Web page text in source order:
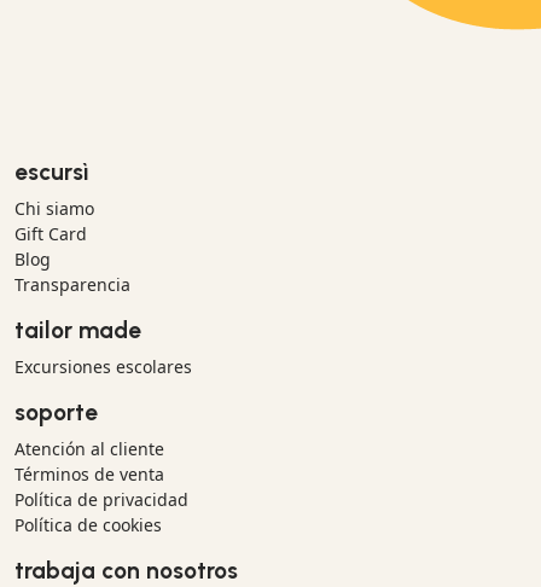
escursì
Chi siamo
Gift Card
Blog
Transparencia
tailor made
Excursiones escolares
soporte
Atención al cliente
Términos de venta
Política de privacidad
Política de cookies
trabaja con nosotros